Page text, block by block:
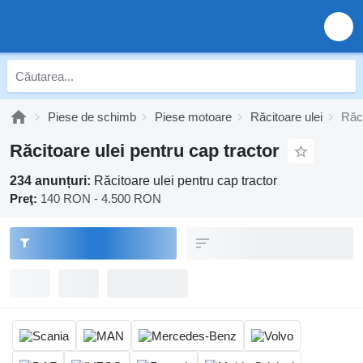
Piese de schimb Piese motoare Răcitoare ulei
Răcitoare ulei pentru cap tractor
234 anunțuri: Răcitoare ulei pentru cap tractor
Preţ: 140 RON - 4.500 RON